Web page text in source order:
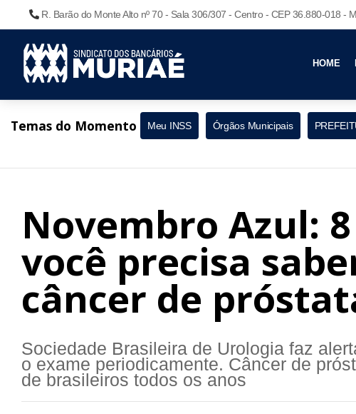
R. Barão do Monte Alto nº 70 - Sala 306/307 - Centro - CEP 36.880-018 -
HOME
Temas do Momento Meu INSS Órgãos Municipais
Novembro Azul:
você precisa
câncer de
Sociedade Brasileira de Urologia faz
o exame periodicamente. Câncer de
de brasileiros todos os anos